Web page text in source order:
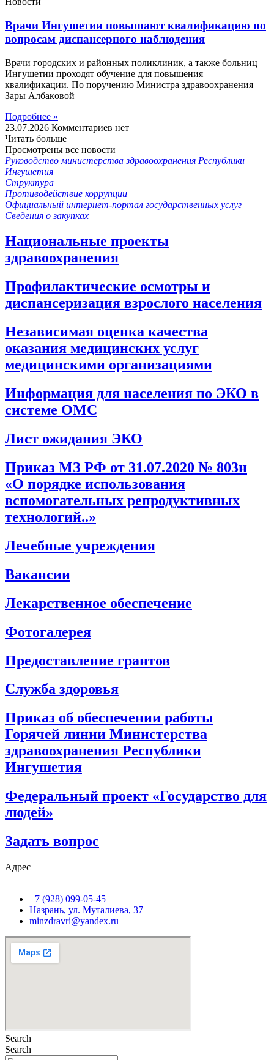
Врачи Ингушетии повышают квалификацию по
вопросам диспансерного наблюдения
Врачи городских и районных поликлиник, а также больниц
Ингушетии проходят обучение для повышения
квалификации. По поручению Министра здравоохранения
Зары Албаковой
Подробнее »
23.07.2026 Комментариев нет
Читать больше
Просмотрены все новости
Руководство министерства здравоохранения Республики
Ингушетия
Структура
Противодействие коррупции
Официальный интернет-портал государственных услуг
Сведения о закупках
Национальные проекты
здравоохранения
Профилактические осмотры и
диспансеризация взрослого населения
Независимая оценка качества
оказания медицинских услуг
медицинскими организациями
Информация для населения по ЭКО в
системе ОМС
Лист ожидания ЭКО
Приказ МЗ РФ от 31.07.2020 № 803н
«О порядке использования
вспомогательных репродуктивных
технологий..»
Лечебные учреждения
Вакансии
Лекарственное обеспечение
Фотогалерея
Предоставление грантов
Служба здоровья
Приказ об обеспечении работы
Горячей линии Министерства
здравоохранения Республики
Ингушетия
Федеральный проект «Государство для
людей»
Задать вопрос
Адрес
+7 (928) 099-05-45
Назрань, ул. Муталиева, 37
minzdravri@yandex.ru
Search
Search